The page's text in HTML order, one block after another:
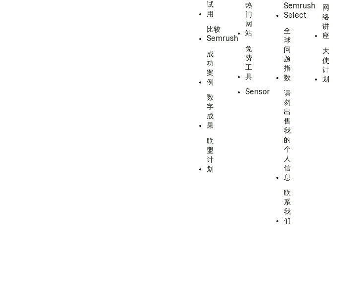
试
用
比较
Semrush
成
功
案
例
数
字
成
果
联
盟
计
划
热
门
网
站
免
费
工
具
Sensor
Semrush
Select
全
球
问
题
指
数
请
勿
出
售
我
的
个
人
信
息
联
系
我
们
网
络
讲
座
大
使
计
划